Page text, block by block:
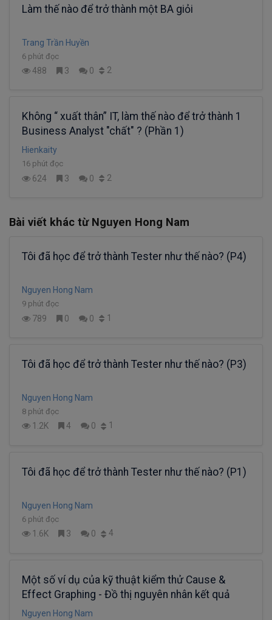
Làm thế nào để trở thành một BA giỏi
Trang Trần Huyền
6 phút đọc
488 3 0 2
Không “ xuất thân” IT, làm thế nào để trở thành 1
Business Analyst "chất" ? (Phần 1)
Hienkaity
16 phút đọc
624 3 0 2
Bài viết khác từ Nguyen Hong Nam
Tôi đã học để trở thành Tester như thế nào? (P4)
Nguyen Hong Nam
9 phút đọc
789 0 0 1
Tôi đã học để trở thành Tester như thế nào? (P3)
Nguyen Hong Nam
8 phút đọc
1.2K 4 0 1
Tôi đã học để trở thành Tester như thế nào? (P1)
Nguyen Hong Nam
6 phút đọc
1.6K 3 0 4
Một số ví dụ của kỹ thuật kiểm thử Cause &
Effect Graphing - Đồ thị nguyên nhân kết quả
Nguyen Hong Nam